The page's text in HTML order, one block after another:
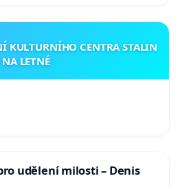
KULTURNÍHO CENTRA STALIN
NA LETNÉ
udělení milosti – Denis